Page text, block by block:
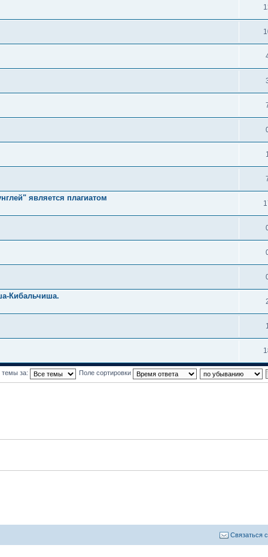
1
является плагиатом
Кибальчиша.
1
темы за: Поле сортировки
Связаться